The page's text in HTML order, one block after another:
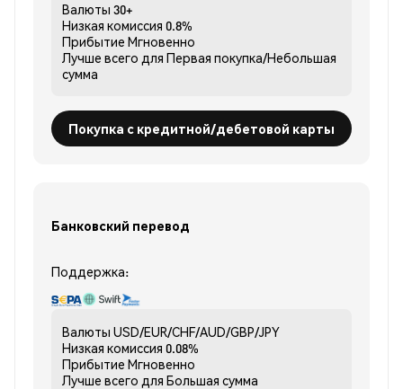
Валюты 30+
Низкая комиссия 0.8%
Прибытие Мгновенно
Лучше всего для Первая покупка/Небольшая
сумма
Покупка с кредитной/дебетовой карты
Банковский перевод
Поддержка:
Валюты USD/EUR/CHF/AUD/GBP/JPY
Низкая комиссия 0.08%
Прибытие Мгновенно
Лучше всего для Большая сумма